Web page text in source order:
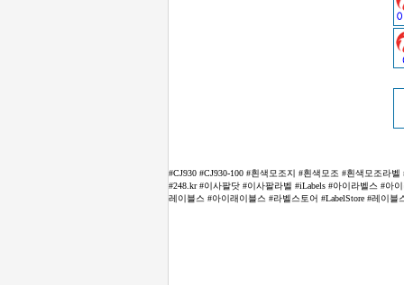
#CJ930 #CJ930-100 #흰색모조지 #흰색모조 #흰색모조라
#248.kr #이사팔닷 #이사팔라벨 #iLabels #아이라벨스 #
레이블스 #아이래이블스 #라벨스토어 #LabelStore #레이블